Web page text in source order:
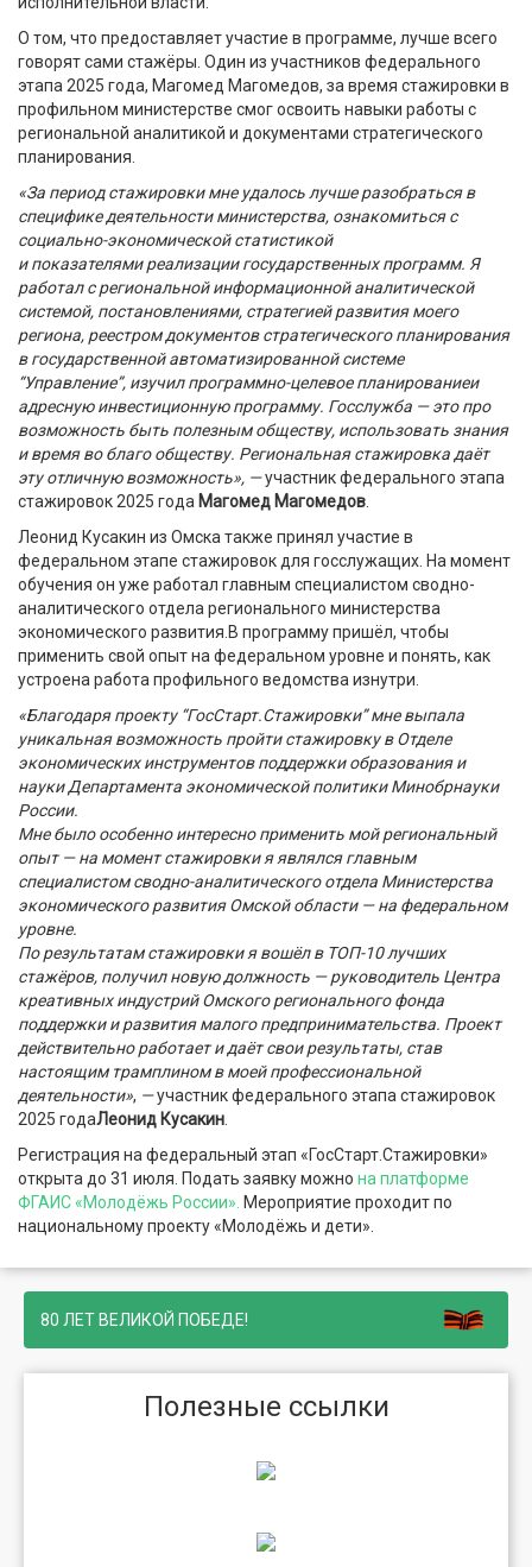
О том, что предоставляетучастие в программе, лучше всего
говорят сами стажёры. Один из участников федерального
этапа 2025 года, Магомед Магомедов, за время стажировки в
профильном министерстве смог освоить навыки работы с
региональной аналитикой и документами стратегического
планирования.
«За период стажировки мне удалось лучше разобраться в
специфике деятельности министерства, ознакомиться с
социально-экономической статистикой
и показателями реализации государственных программ. Я
работал с региональной информационной аналитической
системой, постановлениями, стратегией развития моего
региона, реестром документов стратегического планирования
в государственной автоматизированной системе
“Управление”, изучил программно-целевое планированиеи
адресную инвестиционную программу. Госслужба — это про
возможность быть полезным обществу, использовать знания
и время во благо обществу. Региональная стажировка даёт
эту отличную возможность», —участник федерального этапа
стажировок 2025 года Магомед Магомедов
Леонид Кусакин из Омска также принял участие в
федеральном этапе стажировок для госслужащих. На момент
обучения он уже работал главным специалистом сводно-
аналитического отдела регионального министерства
экономического развития В программу пришёл, чтобы
применить свой опыт на федеральном уровне и понять, как
устроена работа профильного ведомства изнутри.
«Благодаря проекту “ГосСтарт.Стажировки”мне выпала
уникальная возможность пройти стажировку в Отделе
экономических инструментов поддержки образования и
науки Департамента экономической политики Минобрнауки
России.
Мне было особенно интересно применить мой региональный
опыт — на момент стажировки я являлся главным
специалистом сводно-аналитического отдела Министерства
экономического развития Омской области — на федеральном
уровне.
По результатам стажировки я вошёл в ТОП-10 лучших
стажёров, получил новую должность — руководитель Центра
креативных индустрий Омского регионального фонда
поддержки и развития малого предпринимательства. Проект
действительно работает и даёт свои результаты, став
настоящим трамплином в моей профессиональной
деятельности», —участник федерального этапа стажировок
2025 годаЛеонид Кусакин
Регистрация на федеральный этап «ГосСтарт.Стажировки»
открыта до 31 июля. Подать заявку можно на платформе
ФГАИС «Молодёжь России». Мероприятие проходит по
национальному проекту «Молодёжь и дети».
80 ЛЕТ ВЕЛИКОЙ ПОБЕДЕ!
Полезные ссылки